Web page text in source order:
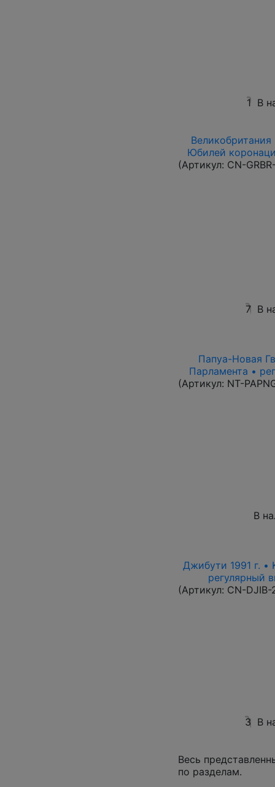
1 В
Юбилей
(Артикул: CN-
7 В
Папуа-Новая
Парламента •
(Артикул: NT-
В
Джибути 1991 г. •
регулярный
(Артикул: CN-DJIB-
3 В
Весь
по разделам.